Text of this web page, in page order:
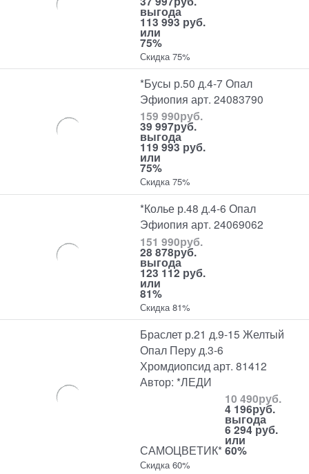
выгода
113 993 руб.
или
75%
Скидка 75%
*Бусы р.50 д.4-7 Опал
Эфиопия арт. 24083790
159 990руб.
39 997руб.
выгода
119 993 руб.
или
75%
Скидка 75%
*Колье р.48 д.4-6 Опал
Эфиопия арт. 24069062
151 990руб.
28 878руб.
выгода
123 112 руб.
или
81%
Скидка 81%
Браслет р.21 д.9-15 Желтый
Опал Перу д.3-6
Хромдиопсид арт. 81412
Автор: *ЛЕДИ
САМОЦВЕТИК*
10 490руб.
4 196руб.
выгода
6 294 руб.
или
60%
Скидка 60%